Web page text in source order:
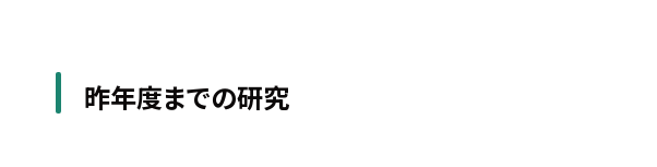
昨年度までの研究